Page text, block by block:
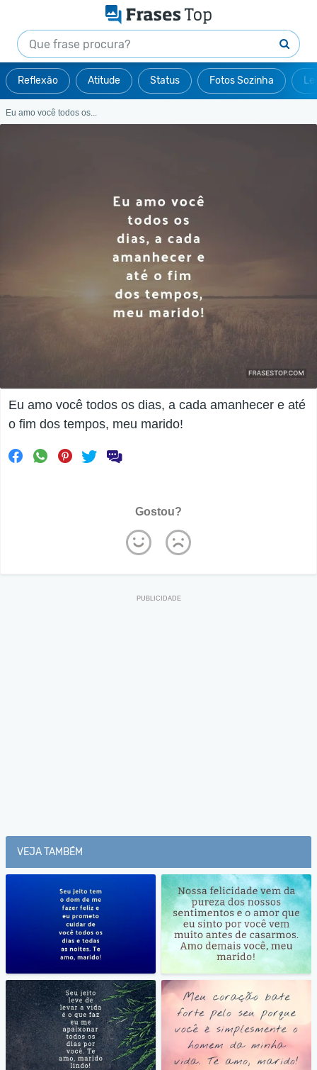
Reflexão Atitude Status Fotos Sozinha
Eu amo você todos os...
Eu amo você todos os dias, a cada amanhecer e até
o fim dos tempos, meu marido!
Gostou?
VEJA TAMBÉM